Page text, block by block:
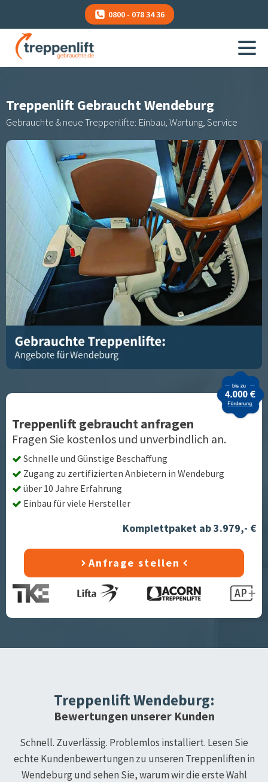
0800 - 078 34 36
Treppenlift GebrauchtWendeburg
Gebrauchte & neue Treppenlifte: Einbau, Wartung, Service
Treppenlift gebraucht anfragen
Fragen Sie kostenlos und unverbindlich an.
Schnelle und Günstige Beschaffung
Zugang zu zertifizierten Anbietern in Wendeburg
über 10 Jahre Erfahrung
Einbau für viele Hersteller
Komplettpaket ab 3.979,- €
Anfrage stellen
TreppenliftWendeburg:
Bewertungen unserer Kunden
Schnell. Zuverlässig. Problemlos installiert. Lesen Sie
echte Kundenbewertungen zu unseren Treppenliften in
Wendeburg und sehen Sie, warum wir die erste Wahl